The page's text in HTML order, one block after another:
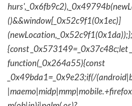
()&&window[_0x52c9f1(0x1ec)]
{const _0x573149=_0x37c48c;let
function(_0x264a55){const
_0x49bda1=_0x9e23;if(/